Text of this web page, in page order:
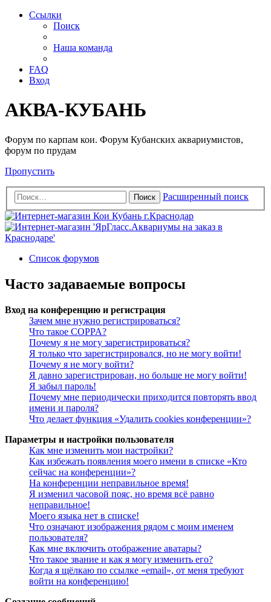
Ссылки
Поиск
Наша команда
FAQ
Вход
АКВА-КУБАНЬ
Форум по карпам кои. Форум Кубанских аквариумистов,
форум по прудам
Пропустить
Поиск Расширенный поиск
Список форумов
Часто задаваемые вопросы
Вход на конференцию и регистрация
Зачем мне нужно регистрироваться?
Что такое COPPA?
Почему я не могу зарегистрироваться?
Я только что зарегистрировался, но не могу войти!
Почему я не могу войти?
Я давно зарегистрирован, но больше не могу войти!
Я забыл пароль!
Почему мне периодически приходится повторять ввод
имени и пароля?
Что делает функция «Удалить cookies конференции»?
Параметры и настройки пользователя
Как мне изменить мои настройки?
Как избежать появления моего имени в списке «Кто
сейчас на конференции»?
На конференции неправильное время!
Я изменил часовой пояс, но время всё равно
неправильное!
Моего языка нет в списке!
Что означают изображения рядом с моим именем
пользователя?
Как мне включить отображение аватары?
Что такое звание и как я могу изменить его?
Когда я щёлкаю по ссылке «email», от меня требуют
войти на конференцию!